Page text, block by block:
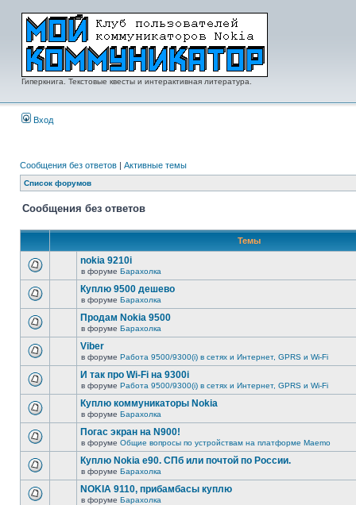
Гиперкнига. Текстовые квесты и интерактивная литература.
Вход
Сообщения без ответов | Активные темы
Список форумов
Сообщения без ответов
Темы
nokia 9210i
в форуме Барахолка
Куплю 9500 дешево
в форуме Барахолка
Продам Nokia 9500
в форуме Барахолка
Viber
в форуме Работа 9500/9300(i) в сетях и Интернет, GPRS и Wi-Fi
И так про Wi-Fi на 9300i
в форуме Работа 9500/9300(i) в сетях и Интернет, GPRS и Wi-Fi
Куплю коммуникаторы Nokia
в форуме Барахолка
Погас экран на N900!
в форуме Общие вопросы по устройствам на платформе Maemo
Куплю Nokia e90. СПб или почтой по России.
в форуме Барахолка
NOKIA 9110, прибамбасы куплю
в форуме Барахолка